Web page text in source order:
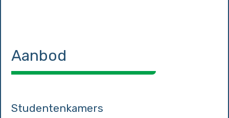
Aanbod
Studentenkamers